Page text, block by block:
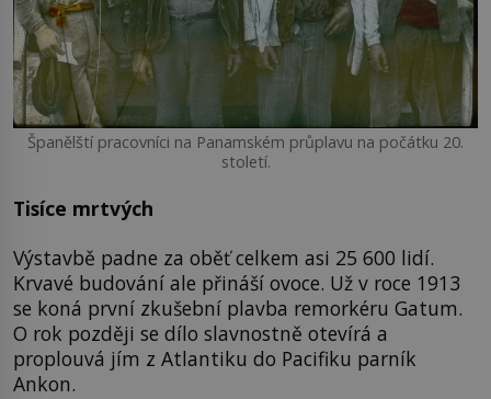
Španělští pracovníci na Panamském průplavu na počátku 20.
století.
Tisíce mrtvých
Výstavbě padne za oběť celkem asi 25 600 lidí.
Krvavé budování ale přináší ovoce. Už v roce 1913
se koná první zkušební plavba remorkéru Gatum.
O rok později se dílo slavnostně otevírá a
proplouvá jím z Atlantiku do Pacifiku parník
Ankon.